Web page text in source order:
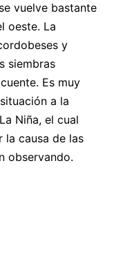
vuelve bastante
oeste. La
y
siembras
Es muy
a la
Niña, el cual
la causa de las
observando.